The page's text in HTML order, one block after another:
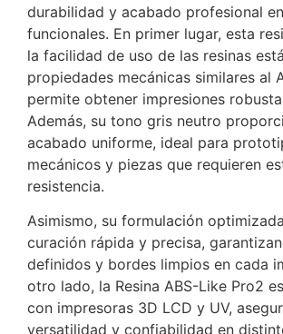
durabilidad y acabado profesional
funcionales. En primer lugar, esta
la facilidad de uso de las resinas
propiedades mecánicas similares al
permite obtener impresiones
Además, su tono gris neutro
acabado uniforme, ideal para
mecánicos y piezas que requieren
resistencia.
Asimismo, su formulación
curación rápida y precisa,
definidos y bordes limpios en cada
otro lado, la Resina ABS-Like Pro2
con impresoras 3D LCD y UV,
versatilidad y confiabilidad en